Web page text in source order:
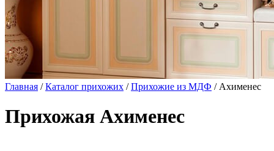
Главная /Каталог прихожих /Прихожие из МДФ / Ахименес
Прихожая Ахименес